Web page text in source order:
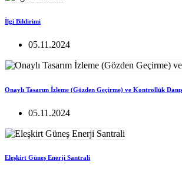
İlgi Bildirimi
05.11.2024
Onaylı Tasarım İzleme (Gözden Geçirme) ve Kontrollük
05.11.2024
Eleşkirt Güneş Enerji Santrali